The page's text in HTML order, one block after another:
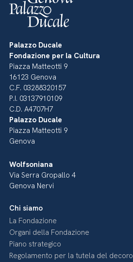
Palazzo Ducale
Fondazione per la Cultura
Piazza Matteotti 9
16123 Genova
C.F. 03288320157
P.I. 03137910109
C.D. A4707H7
Palazzo Ducale
Piazza Matteotti 9
Genova
Wolfsoniana
Via Serra Gropallo 4
Genova Nervi
Chi siamo
La Fondazione
Organi della Fondazione
Piano strategico
Regolamento per la tutela del decoro